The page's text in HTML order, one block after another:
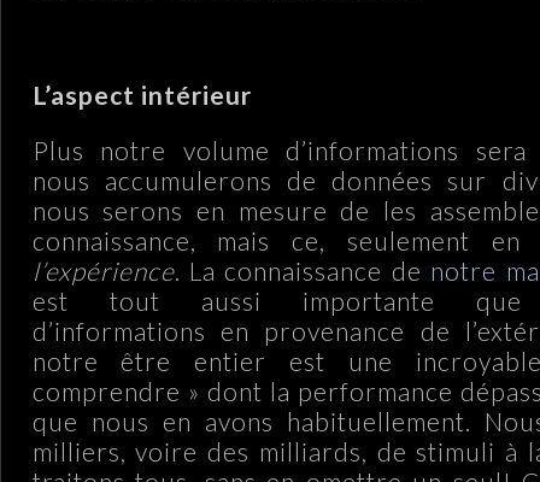
L’aspect intérieur
Plus notre volume d’informations
nous accumulerons de données sur
nous serons en mesure de les
connaissance, mais ce, seulement
l’expérience. La connaissance de notre
est tout aussi importante que
d’informations en provenance de
notre être entier est une
comprendre » dont la performance
que nous en avons habituellement.
milliers, voire des milliards, de stimuli à